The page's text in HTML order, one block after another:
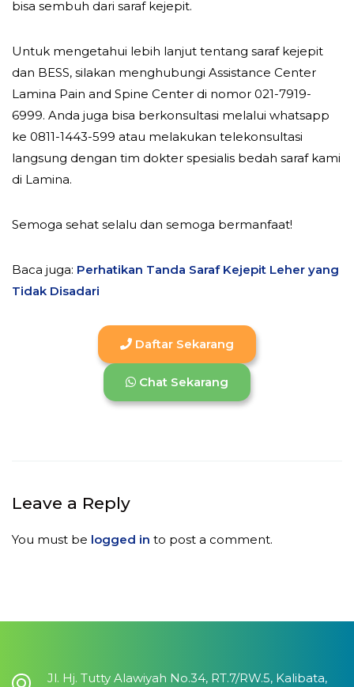
bisa sembuh dari saraf kejepit.
Untuk mengetahui lebih lanjut tentang saraf kejepit
dan BESS, silakan menghubungi Assistance Center
Lamina Pain and Spine Center di nomor 021-7919-
6999. Anda juga bisa berkonsultasi melalui whatsapp
ke 0811-1443-599 atau melakukan telekonsultasi
langsung dengan tim dokter spesialis bedah saraf kami
di Lamina.
Semoga sehat selalu dan semoga bermanfaat!
Baca juga: Perhatikan Tanda Saraf Kejepit Leher yang
Tidak Disadari
Daftar Sekarang
Chat Sekarang
Leave a Reply
You must be logged in to post a comment.
Jl. Hj. Tutty Alawiyah No.34, RT.7/RW.5, Kalibata,